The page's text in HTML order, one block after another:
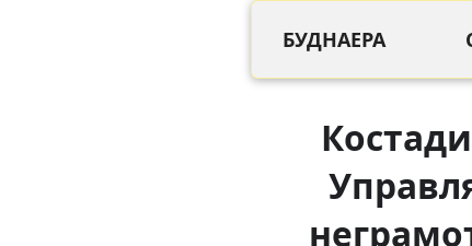
БУДНАЕРА